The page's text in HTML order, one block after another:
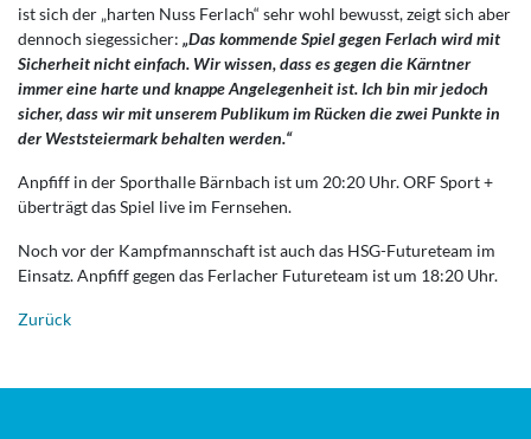
ist sich der „harten Nuss Ferlach“ sehr wohl bewusst, zeigt sich aber
dennoch siegessicher: „Das kommende Spiel gegen Ferlach wird mit
Sicherheit nicht einfach. Wir wissen, dass es gegen die Kärntner
immer eine harte und knappe Angelegenheit ist. Ich bin mir jedoch
sicher, dass wir mit unserem Publikum im Rücken die zwei Punkte in
der Weststeiermark behalten werden.“
Anpfiff in der Sporthalle Bärnbach ist um 20:20 Uhr. ORF Sport +
überträgt das Spiel live im Fernsehen.
Noch vor der Kampfmannschaft ist auch das HSG-Futureteam im
Einsatz. Anpfiff gegen das Ferlacher Futureteam ist um 18:20 Uhr.
Zurück